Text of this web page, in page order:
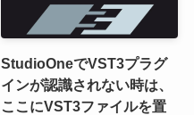
StudioOneでVST3プラグ
インが認識されない時は、
ここにVST3ファイルを置